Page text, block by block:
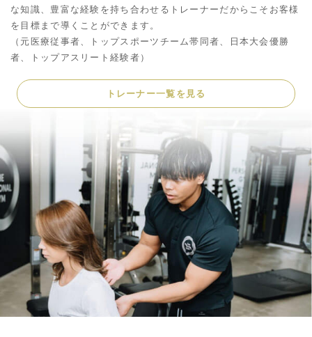
な知識、豊富な経験を持ち合わせるトレーナーだからこそお客様
を目標まで導くことができます。
（元医療従事者、トップスポーツチーム帯同者、日本大会優勝
者、トップアスリート経験者）
トレーナー一覧を見る